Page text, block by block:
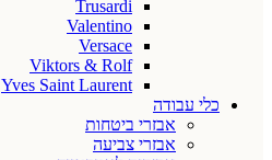
Trusardi
Valentino
Versace
Viktors & Rolf
Yves Saint Laurent
כלי עבודה
אבזרי ביטחות
אבזרי צביעה